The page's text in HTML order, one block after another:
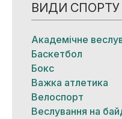
ВИДИ СПОРТУ
Академічне
Баскетбол
Бокс
Важка атлетика
Велоспорт
Веслування на